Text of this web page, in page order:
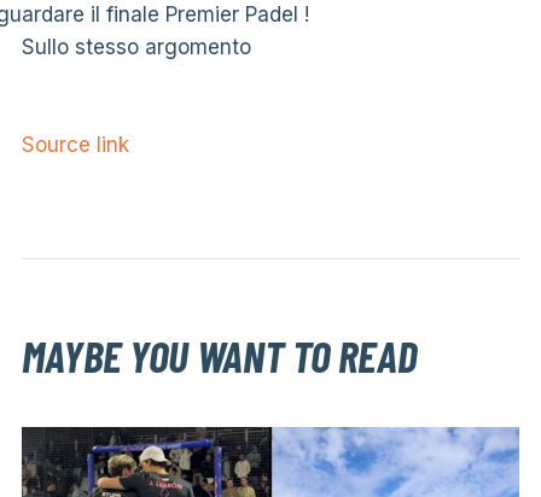
il finale Premier Padel !
Sullo stesso argomento
Source link
MAYBE YOU WANT TO READ